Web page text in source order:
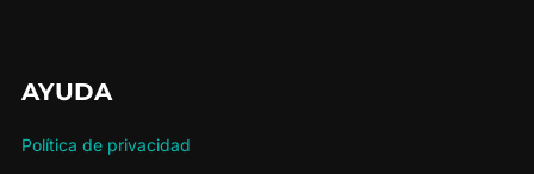
AYUDA
Política de privacidad